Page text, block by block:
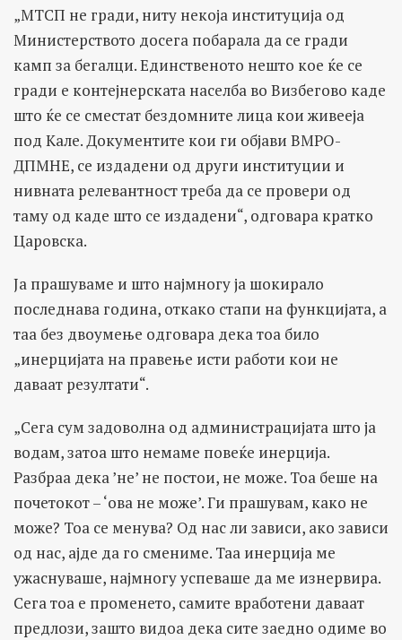
„МТСП не гради, ниту некоја институција од
Министерството досега побарала да се гради
камп за бегалци. Единственото нешто кое ќе се
гради е контејнерската населба во Визбегово каде
што ќе се сместат бездомните лица кои живееја
под Кале. Документите кои ги објави ВМРО-
ДПМНЕ, се издадени од други институции и
нивната релевантност треба да се провери од
таму од каде што се издадени“, одговара кратко
Царовска.
Ја прашуваме и што најмногу ја шокирало
последнава година, откако стапи на функцијата, а
таа без двоумење одговара дека тоа било
„инерцијата на правење исти работи кои не
даваат резултати“.
„Сега сум задоволна од администрацијата што ја
водам, затоа што немаме повеќе инерција.
Разбраа дека ’не’ не постои, не може. Тоа беше на
почетокот – ‘ова не може’. Ги прашувам, како не
може? Тоа се менува? Од нас ли зависи, ако зависи
од нас, ајде да го смениме. Таа инерција ме
ужаснуваше, најмногу успеваше да ме изнервира.
Сега тоа е променето, самите вработени даваат
предлози, зaшто видоа дека сите заедно одиме во